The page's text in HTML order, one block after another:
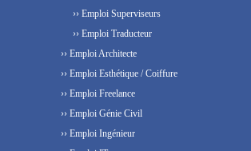
›› Emploi Superviseurs
›› Emploi Traducteur
›› Emploi Architecte
›› Emploi Esthétique / Coiffure
›› Emploi Freelance
›› Emploi Génie Civil
›› Emploi Ingénieur